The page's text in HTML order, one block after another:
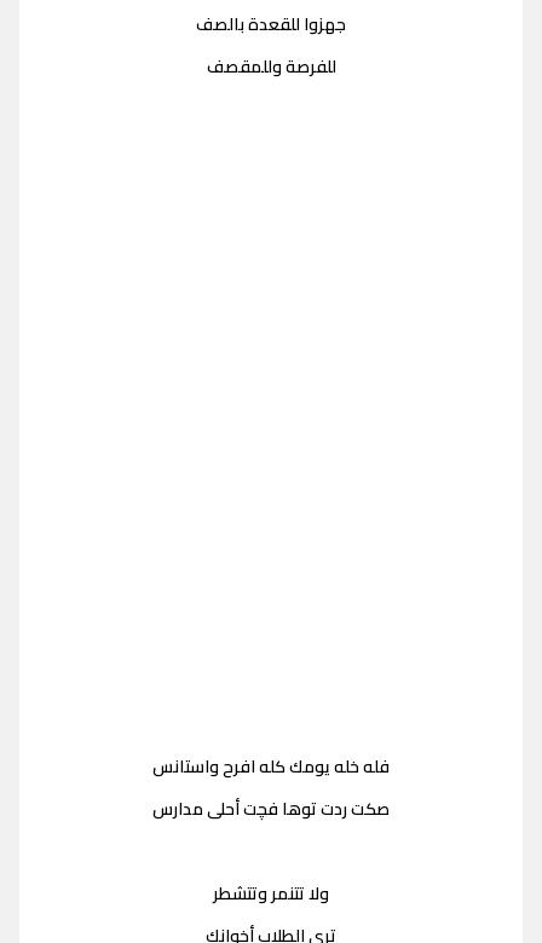
جهزوا للقعدة بالصف
للفرصة وللمقصف
فله خله يومك كله افرح واستانس
صكت ردت توها فچت أحلى مدارس
ولا تتنمر وتتشطر
ترى الطلاب أخوانك